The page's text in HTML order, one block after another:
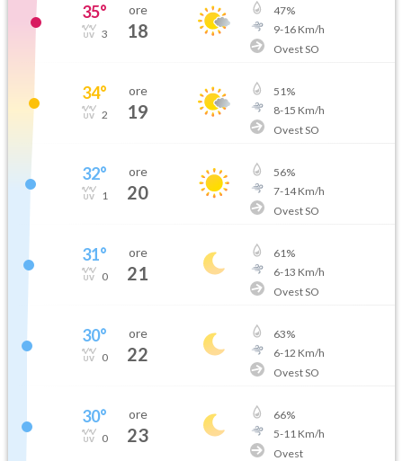
35°
3
ore
18
47%
9-16Km/h
Ovest SO
34°
2
ore
19
51%
8-15 Km/h
Ovest SO
32°
1
ore
20
56%
7-14Km/h
Ovest SO
31°
0
ore
21
61%
6-13 Km/h
Ovest SO
30°
0
ore
22
63%
6-12 Km/h
Ovest SO
30°
0
ore
23
66%
5-11Km/h
Ovest